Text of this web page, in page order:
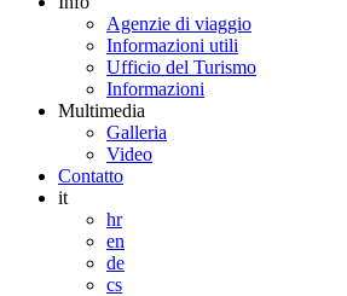
Agenzie di viaggio
Informazioni utili
Ufficio del Turismo
Informazioni
Multimedia
Galleria
Video
Contatto
it
hr
en
de
cs